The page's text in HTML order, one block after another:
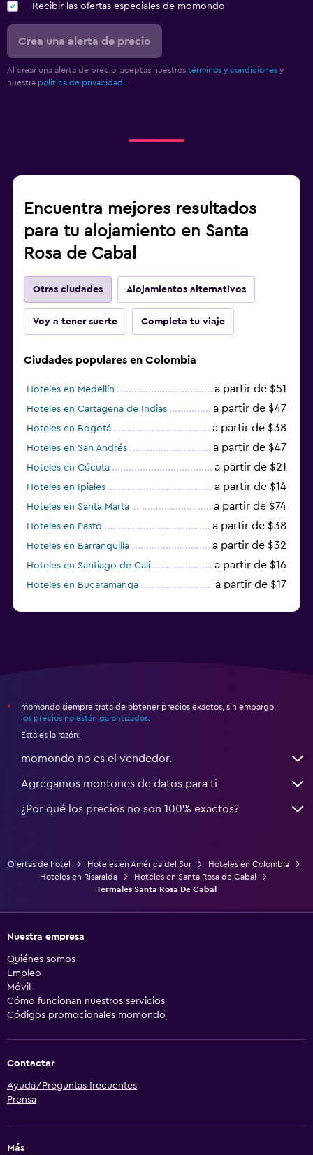
Recibir las ofertas especiales de momondo
Crea una alerta de precio
Al crear una alerta de precio, aceptas nuestros términos y condiciones y
nuestra política de privacidad.
Encuentra mejores resultados
para tu alojamiento en Santa
Rosa de Cabal
Otras ciudades Alojamientos alternativos
Voy a tener suerte Completa tu viaje
Ciudades populares en Colombia
Hoteles en Medellín a partir de $51
Hoteles en Cartagena de Indias a partir de $47
Hoteles en Bogotá a partir de $38
Hoteles en San Andrés a partir de $47
Hoteles en Cúcuta a partir de $21
Hoteles en Ipiales a partir de $14
Hoteles en Santa Marta a partir de $74
Hoteles en Pasto a partir de $38
Hoteles en Barranquilla a partir de $32
Hoteles en Santiago de Cali a partir de $16
Hoteles en Bucaramanga a partir de $17
*
momondo siempre trata de obtener precios exactos, sin embargo,
los precios no están garantizados
Esta es la razón:
momondo no es el vendedor.
Agregamos montones de datos para ti
¿Por qué los precios no son 100% exactos?
Ofertas de hotel Hoteles en América del Sur
Hoteles en Colombia
Hoteles en Risaralda
Hoteles en Santa Rosa de Cabal
Termales Santa Rosa De Cabal
Nuestra empresa
Quiénes somos
Empleo
Móvil
Cómo funcionan nuestros servicios
Códigos promocionales momondo
Contactar
Ayuda/Preguntas frecuentes
Prensa
Más